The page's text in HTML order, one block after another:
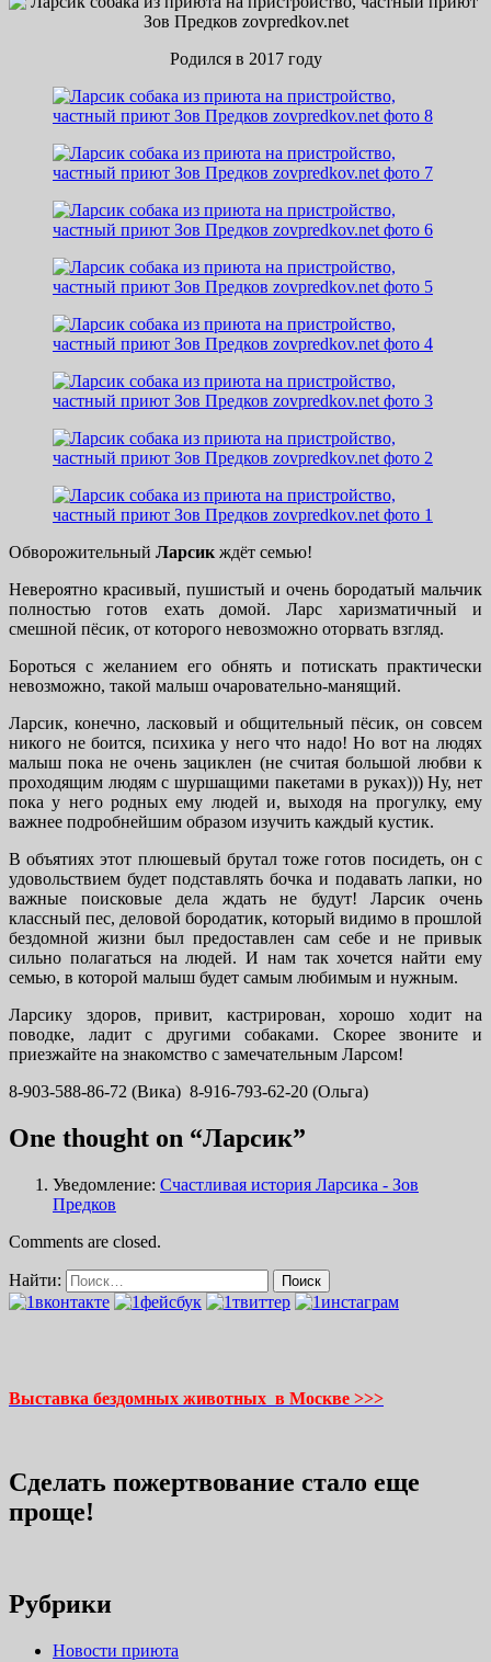
Родился в 2017 году
Обворожительный Ларсик ждёт семью!
Невероятно красивый, пушистый и очень бородатый мальчик
полностью готов ехать домой. Ларс харизматичный и
смешной пёсик, от которого невозможно оторвать взгляд.
Бороться с желанием его обнять и потискать практически
невозможно, такой малыш очаровательно-манящий.
Ларсик, конечно, ласковый и общительный пёсик, он совсем
никого не боится, психика у него что надо! Но вот на людях
малыш пока не очень зациклен (не считая большой любви к
проходящим людям с шуршащими пакетами в руках))) Ну, нет
пока у него родных ему людей и, выходя на прогулку, ему
важнее подробнейшим образом изучить каждый кустик.
В объятиях этот плюшевый брутал тоже готов посидеть, он с
удовольствием будет подставлять бочка и подавать лапки, но
важные поисковые дела ждать не будут! Ларсик очень
классный пес, деловой бородатик, который видимо в прошлой
бездомной жизни был предоставлен сам себе и не привык
сильно полагаться на людей. И нам так хочется найти ему
семью, в которой малыш будет самым любимым и нужным.
Ларсику здоров, привит, кастрирован, хорошо ходит на
поводке, ладит с другими собаками. Скорее звоните и
приезжайте на знакомство с замечательным Ларсом!
8-903-588-86-72 (Вика) 8-916-793-62-20 (Ольга)
One thought on “Ларсик”
Уведомление: Счастливая история Ларсика - Зов
Предков
Comments are closed.
Найти:
Выставка бездомных животных в Москве >>>
Сделать пожертвование стало еще
проще!
Рубрики
Новости приюта